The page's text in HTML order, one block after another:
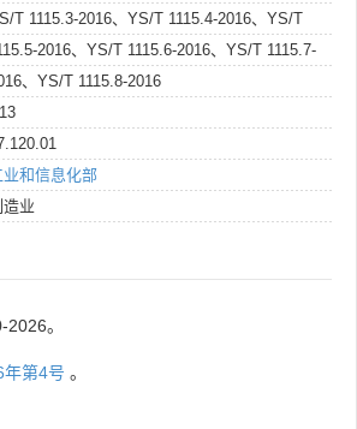
T 1115.3-2016、YS/T 1115.4-2016、YS/T
2016、YS/T 1115.6-2016、YS/T 1115.7-
、YS/T 1115.8-2016
业和信息化部
造业
。
年第4号 。